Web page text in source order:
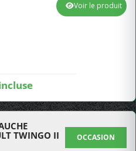
Voir le produit
TWINGO II
OCCASION